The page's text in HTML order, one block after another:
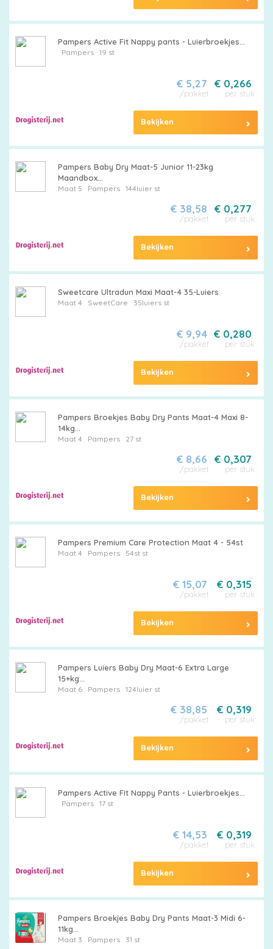
Pampers Active Fit Nappy pants - Luierbroekjes...
Pampers 19 st
€ 0,266
per stuk
€ 5,27
/pakket
Bekijken
Pampers Baby Dry Maat-5 Junior 11-23kg
Maandbox...
Maat 5 Pampers 144luier st
€ 0,277
per stuk
€ 38,58
/pakket
Bekijken
Sweetcare Ultradun Maxi Maat-4 35-Luiers
Maat 4 SweetCare 35luiers st
€ 0,280
per stuk
€ 9,94
/pakket
Bekijken
Pampers Broekjes Baby Dry Pants Maat-4 Maxi 8-
14kg...
Maat 4 Pampers 27 st
€ 0,307
per stuk
€ 8,66
/pakket
Bekijken
Pampers Premium Care Protection Maat 4 - 54st
Maat 4 Pampers 54st st
€ 0,315
per stuk
€ 15,07
/pakket
Bekijken
Pampers Luiers Baby Dry Maat-6 Extra Large
15+kg...
Maat 6 Pampers 124luier st
€ 0,319
per stuk
€ 38,85
/pakket
Bekijken
Pampers Active Fit Nappy Pants - Luierbroekjes...
Pampers 17 st
€ 0,319
per stuk
€ 14,53
/pakket
Bekijken
Pampers Broekjes Baby Dry Pants Maat-3 Midi 6-
11kg...
Maat 3 Pampers 31 st